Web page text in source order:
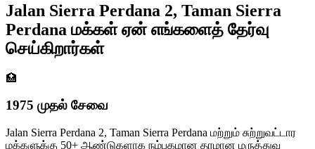
Jalan Sierra Perdana 2, Taman Sierra
Perdana மக்கள் ஏன் எங்களைத் தேர்வு
செய்கிறார்கள்
🏥
1975 முதல் சேவை
Jalan Sierra Perdana 2, Taman Sierra Perdana மற்றும் சுற்றுவட்டார
மக்களுக்கு 50+ ஆண்டுகளாக நம்பகமான தரமான மருத்துவ